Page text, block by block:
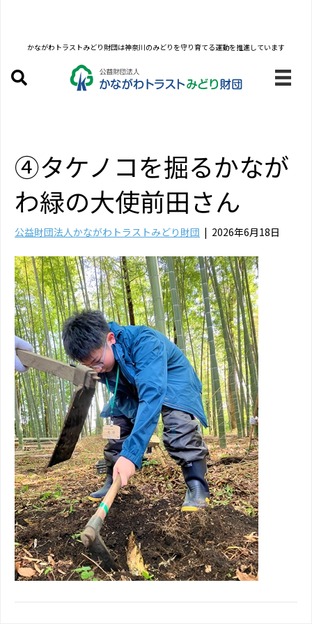
かながわトラストみどり財団は神奈川のみどりを守り育てる運動を推進しています
④タケノコを掘るかなが
わ緑の大使前田さん
公益財団法人かながわトラストみどり財団 | 2026年6月18日